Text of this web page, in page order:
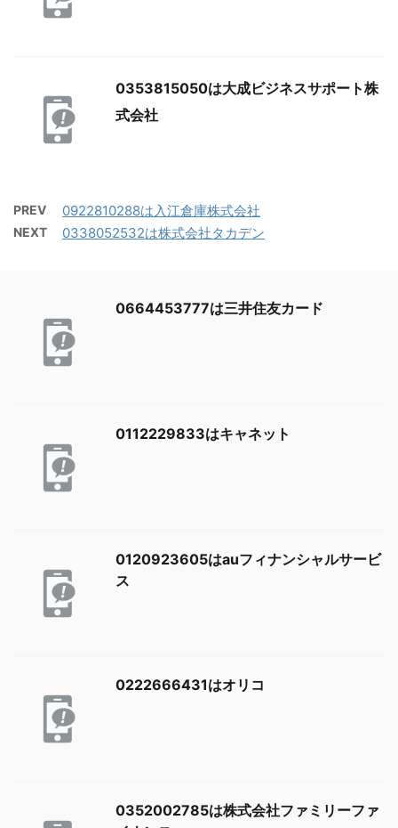
0353815050は大成ビジネスサポート株
式会社
PREV 0922810288は入江倉庫株式会社
NEXT 0338052532は株式会社タカデン
0664453777は三井住友カード
0112229833はキャネット
0120923605はauフィナンシャルサービ
ス
0222666431はオリコ
0352002785は株式会社ファミリーファ